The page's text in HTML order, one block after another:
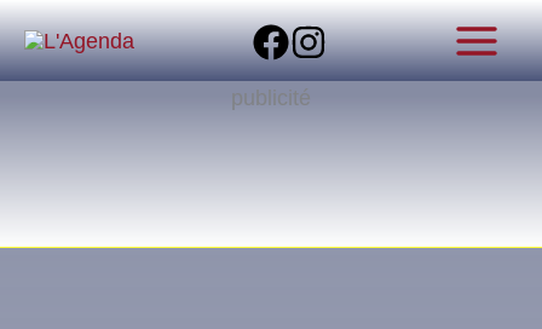
Aller
au
contenu
publicité